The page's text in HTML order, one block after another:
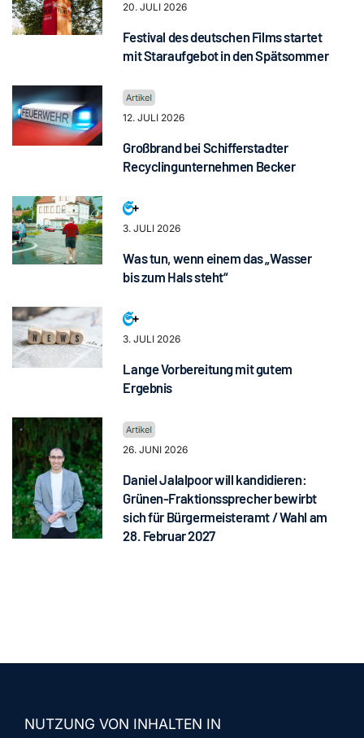
20. JULI 2026
Festival des deutschen Films startet
mit Staraufgebot in den Spätsommer
12. JULI 2026
Großbrand bei Schifferstadter
Recyclingunternehmen Becker
3. JULI 2026
Was tun, wenn einem das „Wasser
bis zum Hals steht“
3. JULI 2026
Lange Vorbereitung mit gutem
Ergebnis
26. JUNI 2026
Daniel Jalalpoor will kandidieren:
Grünen-Fraktionssprecher bewirbt
sich für Bürgermeisteramt / Wahl am
28. Februar 2027
NUTZUNG VON INHALTEN IN